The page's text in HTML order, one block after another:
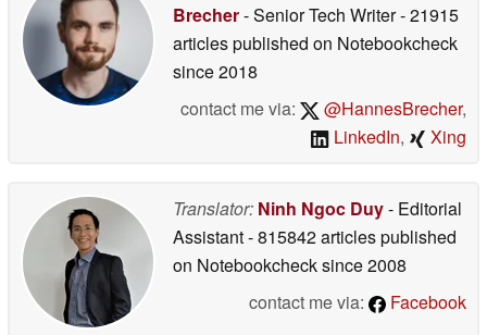
Brecher- Senior Tech Writer- 21915
articles published on Notebookcheck
since 2018
contact me via:
@HannesBrecher,
LinkedIn, Xing
Translator: Ninh Ngoc Duy- Editorial
Assistant- 815842 articles published
on Notebookchecksince 2008
contact me via:
Facebook